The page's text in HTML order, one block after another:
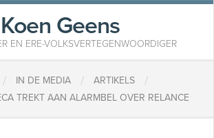
Koen Geens
EN ERE-VOLKSVERTEGENWOORDIGER
/ IN DE MEDIA / ARTIKELS /
TREKT AAN ALARMBEL OVER RELANCE